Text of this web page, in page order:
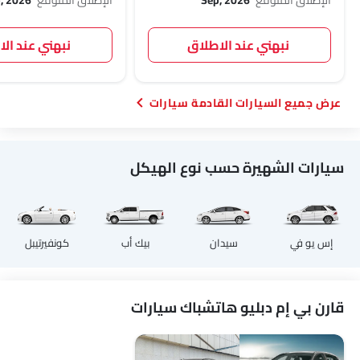
نبهني عند الاطلاق نبهني عند
السيارات القادمة سيارات
سيارات الشهيرة حسب نوع الهيكل
إس يو في سيدان بيك أب كونفيرتيبل
قارن بي إم دبليو هاتشباك سيارات